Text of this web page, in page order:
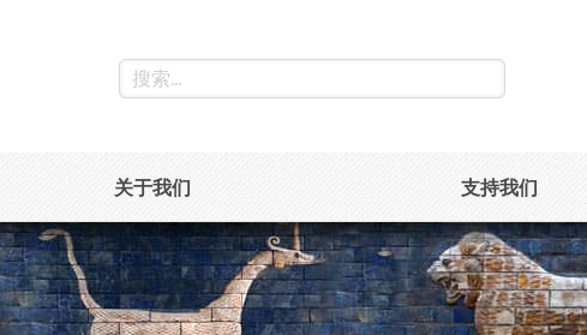
关于我们 支持我们